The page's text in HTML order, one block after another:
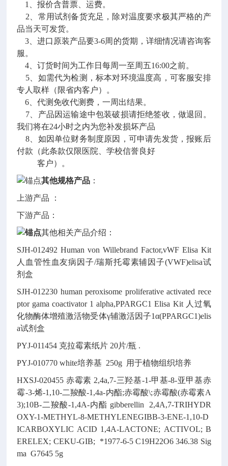
1、报价含普票、运费。
2、常用试剂备货充足，除对温度要求极其严格的产
品当天可发货。
3、进口原装产品要3-6周的货期，详细情况请咨询客
服。
4、订货时间为工作日每周一至周五16:00之前。
5、如需代为检测，标本对环境温度高，可客服安排
专人取样（限省内客户）。
6、代测免收代测费，一周出结果。
7、产品因运输途中包装破损请拒绝签收，做退回。
我们将在24小时之内为您补发损坏产品
8、如因单位财务制度原因，可申请先发货，报账后
付款（此条款仅限医院、学校信誉良好
客户）。
其他规格产品 ：
上游产品 ：
下游产品：
其他相关产品介绍：
SJH-012492 Human von Willebrand Factor,vWF Elisa Kit
人血管性血友病因子/瑞斯托霉素辅因子(VWF)elisa试
剂盒
SJH-012230 human peroxisome proliferative activated rece
ptor gama coactivator 1 alpha,PPARGC1 Elisa Kit 人过氧
化物酶体增殖激活物受体γ辅激活因子1α(PPARGC1)elis
a试剂盒
PYJ-011454 克拉霉素纸片 20片/瓶 .
PYJ-010770 white培养基 250g 用于植物组织培养
HXSJ-020455 赤霉素 2,4a,7-三羟基-1-甲基-8-亚甲基赤
霉-3-烯-1,10-二羧酸-1,4a-内酯;赤霉酸\;赤霉酸(赤霉素A
3);10Β-二羧酸-1,4A-内酯 gibberellin
2,4A,7-TRIHYDR
OXY-1-METHYL-8-METHYLENEGIBB-3-ENE-1,10-D
ICARBOXYLIC ACID 1,4A-LACTONE; ACTIVOL; B
ERELEX; CEKU-GIB;
*1977-6-5 C19H22O6 346.38 Sig
ma G7645 5g